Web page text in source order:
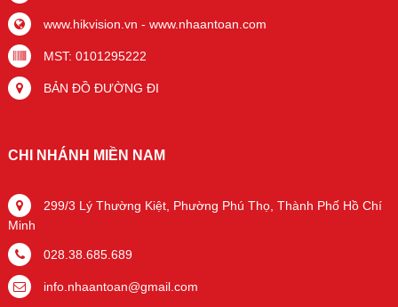
www.hikvision.vn - www.nhaantoan.com
MST: 0101295222
BẢN ĐỒ ĐƯỜNG ĐI
CHI NHÁNH MIỀN NAM
299/3 Lý Thường Kiệt, Phường Phú Thọ, Thành Phố Hồ Chí
Minh
028.38.685.689
info.nhaantoan@gmail.com